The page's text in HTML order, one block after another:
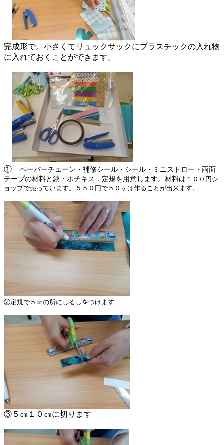
完成形で。小さくてリュックサックにプラスチックの入れ物
に入れておくことができます。
① ペーパーチェーン・補修シール・シール・ミニストロー・両面
テープの材料と鋏・ホチキス．定規を用意します。材料は １００円シ
ョップで売っています。５５０円で５０ヶは作ることが出来ます。
②定規で５㎝の所にしるしをつけます
③５㎝１０㎝に切ります